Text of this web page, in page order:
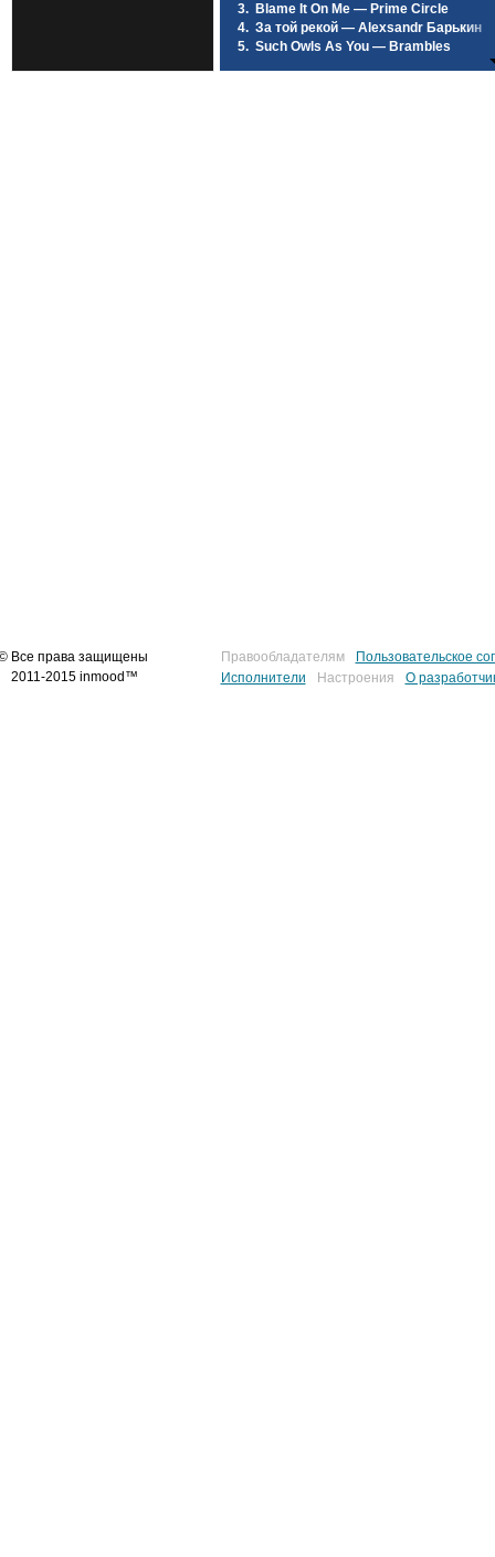
64% 15. Vlny — Не расставайтесь с
60% 16. The Way It Was — Gustavo
3. Blame It On Me — Prime Circle
4. За той рекой — Alexsandr Барькин
5. Such Owls As You — Brambles
Под лунным светом — SCIRENA
Все права защищены
2011-2015 inmood™
Правообладателям
Пользовательское
Исполнители
Настроения О